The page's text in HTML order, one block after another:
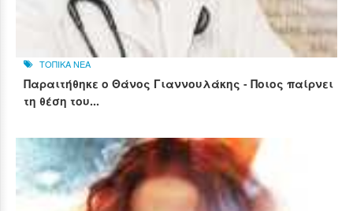
ΤΟΠΙΚΑ ΝΕΑ
Παραιτήθηκε ο Θάνος Γιαννουλάκης - Ποιος παίρνει
τη θέση του...